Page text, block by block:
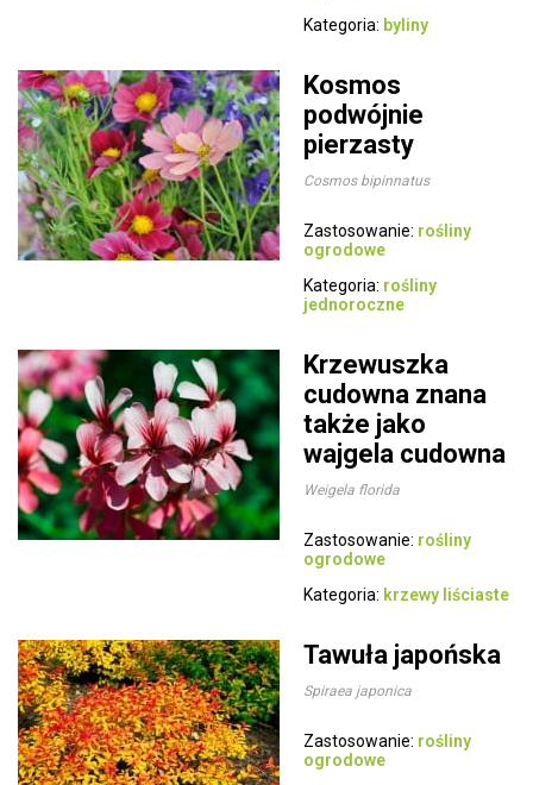
Kategoria: byliny
Kosmos
podwójnie
pierzasty
Cosmos bipinnatus
Zastosowanie: rośliny
ogrodowe
Kategoria: rośliny
jednoroczne
Krzewuszka
cudowna znana
także jako
wajgela cudowna
Weigela florida
Zastosowanie: rośliny
ogrodowe
Kategoria: krzewy liściaste
Tawuła japońska
Spiraea japonica
Zastosowanie: rośliny
ogrodowe